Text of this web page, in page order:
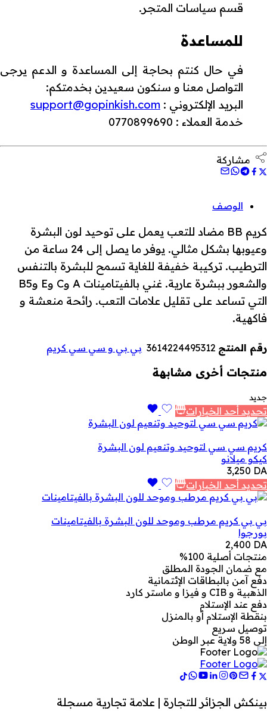
قسم سياسات المتجر.
للمساعدة
في حال كنتم بحاجة إلى المساعدة و الدعم يرجى
التواصل معنا و سنكون سعيدين بخدمتكم:
البريد الإلكتروني : support@gopinkish.com
خدمة العملاء : 0770899690
مشاركة
الوصف
كريم BB مضاد للتعب يعمل على توحيد لون البشرة
وعيوبها بشكل مثالي. يوفر ما يصل إلى 24 ساعة من
الترطيب. تركيبة خفيفة للغاية تسمح للبشرة بالتنفس
والشعور ببشرة عارية. غني بالفيتامينات A وC وE وB5
التي تساعد على تقليل علامات التعب. رائحة منعشة و
فاكهية.
رقم المنتج 3614224495312 بي بي و سي سي كريم
منتجات أخرى مشابهة
جديد
تحديد أحد الخيارات
كريم سي سي لتوحيد وتنعيم لون البشرة
كيكو ميلانو
3,250 DA
تحديد أحد الخيارات
بي بي كريم مرطب وموحد للون البشرة بالفيتامينات
بورجوا
2,400 DA
منتجات أصلية 100%
مع ضمان الجودة المطلق
دفع آمن بالبطاقات الإئتمانية
الذهبية و CIB و فيزا و ماستر كارد
دفع عند الإستلام
بنقطة الإستلام أو بالمنزل
توصيل سريع
إلى 58 ولاية عبر الوطن
بينكش الجزائر للتجارة | علامة تجارية مسجلة